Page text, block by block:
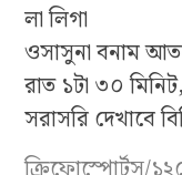
লা লিগা
ওসাসুনা বনাম
রাত ১টা ৩০ মিনিট,
সরাসরি দেখাবে